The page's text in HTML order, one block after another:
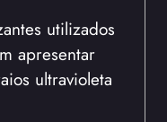
utilizados
apresentar
ultravioleta